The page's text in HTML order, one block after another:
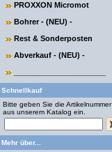
PROXXON Micromot
Bohrer - (NEU) -
Rest & Sonderposten
Abverkauf - (NEU) -
Schnellkauf
Bitte geben Sie die Artikelnummer
aus unserem Katalog ein.
Mehr über...